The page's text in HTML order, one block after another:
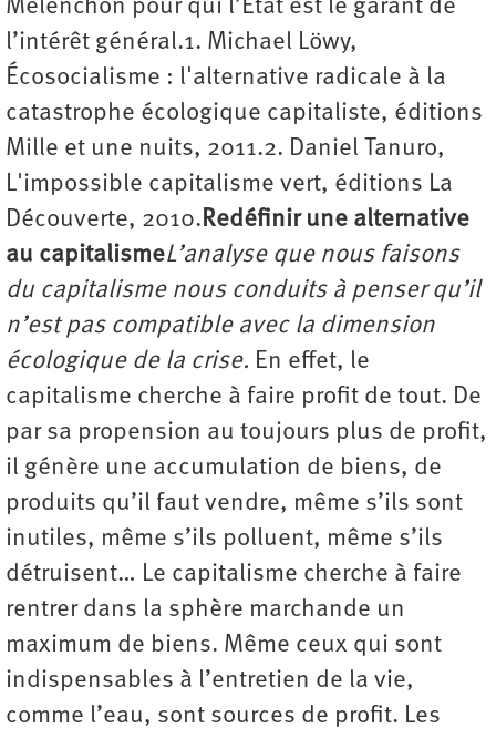
Mélenchon pour qui l’État est le garant de
l’intérêt général.1. Michael Löwy,
Écosocialisme : l'alternative radicale à la
catastrophe écologique capitaliste, éditions
Mille et une nuits, 2011.2. Daniel Tanuro,
L'impossible capitalisme vert, éditions La
Découverte, 2010.Redéfinir une alternative
au capitalismeL’analyse que nous faisons
du capitalisme nous conduits à penser qu’il
n’est pas compatible avec la dimension
écologique de la crise. En effet, le
capitalisme cherche à faire profit de tout. De
par sa propension au toujours plus de profit,
il génère une accumulation de biens, de
produits qu’il faut vendre, même s’ils sont
inutiles, même s’ils polluent, même s’ils
détruisent… Le capitalisme cherche à faire
rentrer dans la sphère marchande un
maximum de biens. Même ceux qui sont
indispensables à l’entretien de la vie,
comme l’eau, sont sources de profit. Les